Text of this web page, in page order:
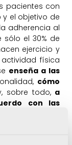
pacientes con
el objetivo de
adherencia al
el 30% de
ejercicio y
física
enseña a las
cómo
sobre todo, a
con las